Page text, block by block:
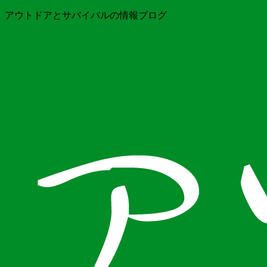
アウトドアとサバイバルの情報ブログ